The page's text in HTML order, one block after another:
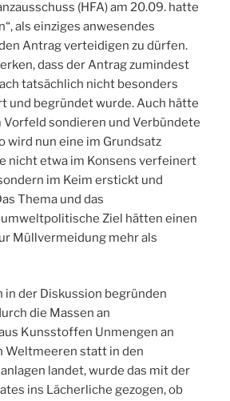
(HFA) am 20.09. hatte
als einziges anwesendes
Antrag verteidigen zu dürfen.
dass der Antrag zumindest
tatsächlich nicht besonders
und begründet wurde. Auch hätte
Vorfeld sondieren und Verbündete
wird nun eine im Grundsatz
nicht etwa im Konsens verfeinert
im Keim erstickt und
Thema und das
Ziel hätten einen
Müllvermeidung mehr als
in der Diskussion begründen
die Massen an
Kunsstoffen Unmengen an
Weltmeeren statt in den
landet, wurde das mit der
ins Lächerliche gezogen, ob